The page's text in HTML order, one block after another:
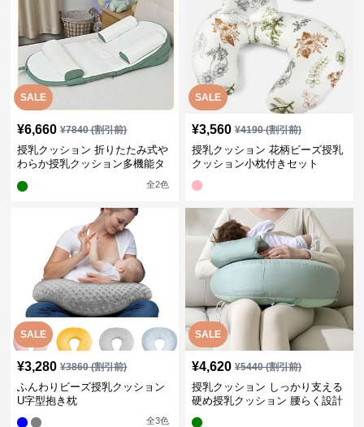
SALE
¥6,660 ¥7840(割引前)
授乳クッション 折りたたみ式や
わらか授乳クッション多機能タ
全2色
SALE
¥3,560 ¥4190(割引前)
授乳クッション 花柄ビーズ授乳
クッション小枕付きセット
SALE
¥3,280 ¥3860(割引前)
ふんわりビーズ授乳クッション
U字型抱き枕
全3色
SALE
¥4,620 ¥5440(割引前)
授乳クッション しっかり支える
硬め授乳クッション 腰らく設計